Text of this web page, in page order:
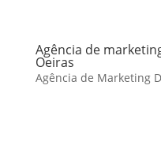
Agência de
Oeiras
Agência de Marketing